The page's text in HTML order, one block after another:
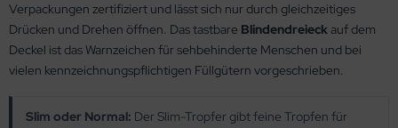
Verpackungen zertifiziert und lässt sich nur durch gleichzeitiges
Drücken und Drehen öffnen. Das tastbare Blindendreieckauf dem
Deckel ist das Warnzeichen für sehbehinderte Menschen und bei
vielen kennzeichnungspflichtigen Füllgütern vorgeschrieben.
Slim oder Normal: Der Slim-Tropfer gibt feine Tropfen für